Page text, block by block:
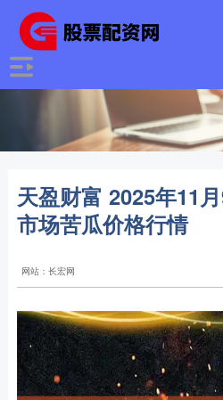
天盈财富 2025年11
市场苦瓜价格行情
网站：长宏网